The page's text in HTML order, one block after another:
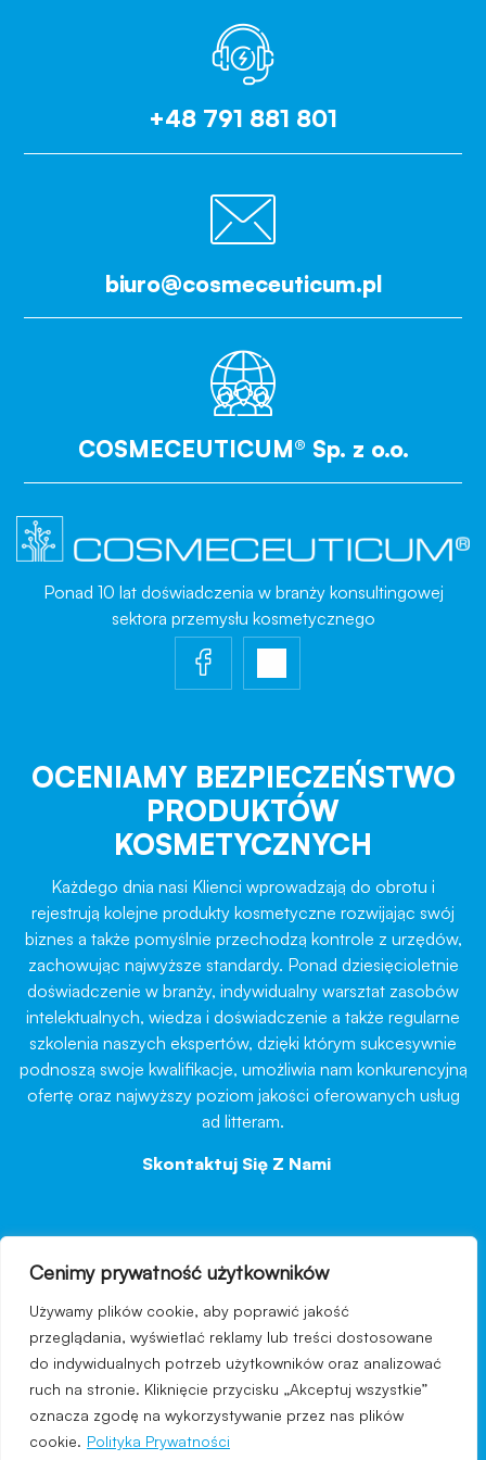
Cenimy prywatność użytkowników
Używamy plików cookie, aby poprawić jakość
przeglądania, wyświetlać reklamy lub treści dostosowane
do indywidualnych potrzeb użytkowników oraz analizować
ruch na stronie. Kliknięcie przycisku „Akceptuj wszystkie”
oznacza zgodę na wykorzystywanie przez nas plików
cookie. Polityka Prywatności
+48 791 881 801
biuro@cosmeceuticum.pl
COSMECEUTICUM® Sp. z o.o.
Ponad 10 lat doświadczenia w branży konsultingowej
sektora przemysłu kosmetycznego
OCENIAMY BEZPIECZEŃSTWO
PRODUKTÓW
KOSMETYCZNYCH
Każdego dnia nasi Klienci wprowadzają do obrotu i
rejestrują kolejne produkty kosmetyczne rozwijając swój
biznes a także pomyślnie przechodzą kontrole z urzędów,
zachowując najwyższe standardy. Ponad dziesięcioletnie
doświadczenie w branży, indywidualny warsztat zasobów
intelektualnych, wiedza i doświadczenie a także regularne
szkolenia naszych ekspertów, dzięki którym sukcesywnie
podnoszą swoje kwalifikacje, umożliwia nam konkurencyjną
ofertę oraz najwyższy poziom jakości oferowanych usług
ad litteram.
Skontaktuj Się Z Nami
nawigacja
Regulamin strony
Polityka prywatności
Kontakt